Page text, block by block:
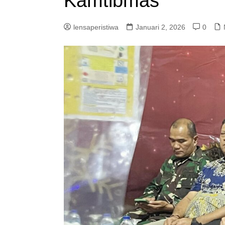
lensaperistiwa Januari 2, 2026 0